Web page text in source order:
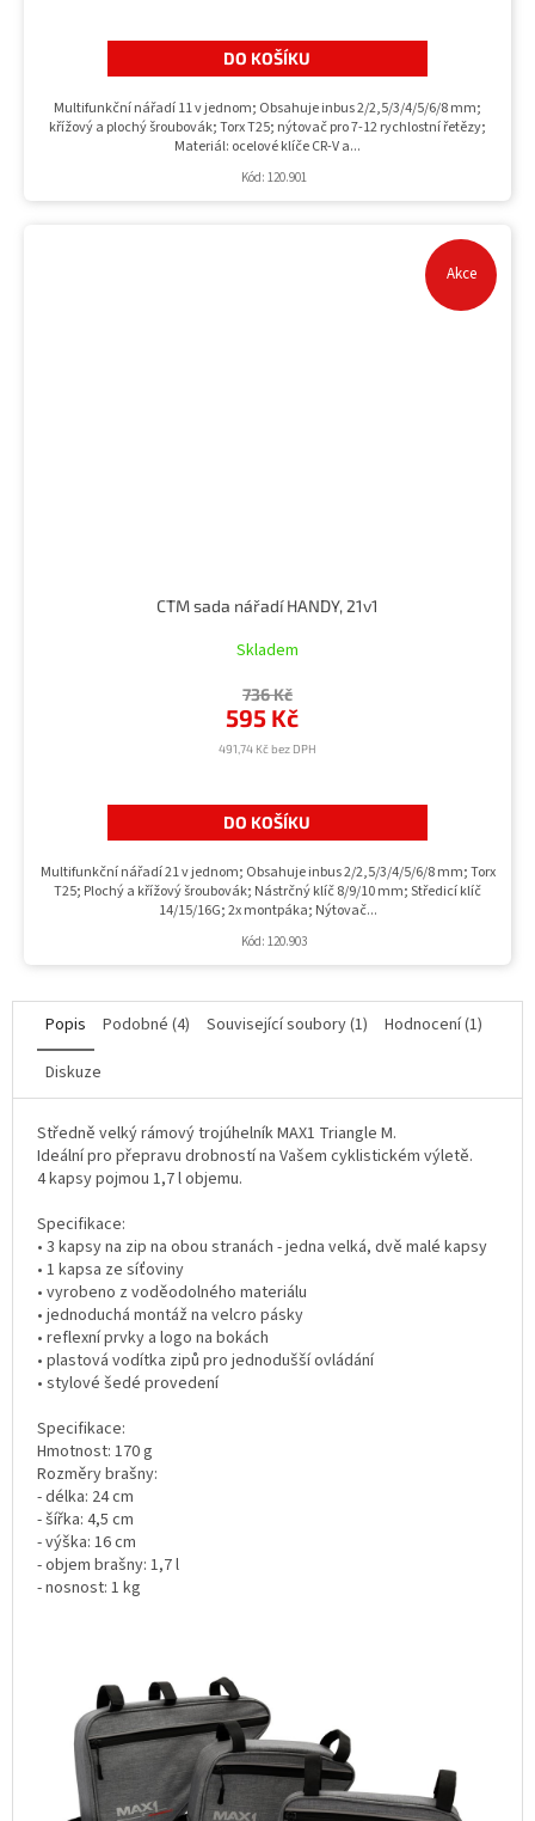
DO KOŠÍKU
Multifunkční nářadí 11 v jednom; Obsahuje inbus 2/2,5/3/4/5/6/8 mm;
křížový a plochý šroubovák; Torx T25; nýtovač pro 7-12 rychlostní řetězy;
Materiál: ocelové klíče CR-V a...
Kód: 120.901
Akce
CTM sada nářadí HANDY, 21v1
Skladem
491,74 Kč bez DPH
595 Kč
736 Kč
DO KOŠÍKU
Multifunkční nářadí 21 v jednom; Obsahuje inbus 2/2,5/3/4/5/6/8 mm; Torx
T25; Plochý a křížový šroubovák; Nástrčný klíč 8/9/10 mm; Středicí klíč
14/15/16G; 2x montpáka; Nýtovač...
Kód: 120.903
Popis Podobné (4) Související soubory (1)
Hodnocení (1)
Diskuze
Středně velký rámový trojúhelník MAX1 Triangle M.
Ideální pro přepravu drobností na Vašem cyklistickém výletě.
4 kapsy pojmou 1,7 l objemu.
Specifikace:
• 3 kapsy na zip na obou stranách - jedna velká, dvě malé kapsy
• 1 kapsa ze síťoviny
• vyrobeno z voděodolného materiálu
• jednoduchá montáž na velcro pásky
• reflexní prvky a logo na bokách
• plastová vodítka zipů pro jednodušší ovládání
• stylové šedé provedení
Specifikace:
Hmotnost: 170 g
Rozměry brašny:
- délka: 24 cm
- šířka: 4,5 cm
- výška: 16 cm
- objem brašny: 1,7 l
- nosnost: 1 kg